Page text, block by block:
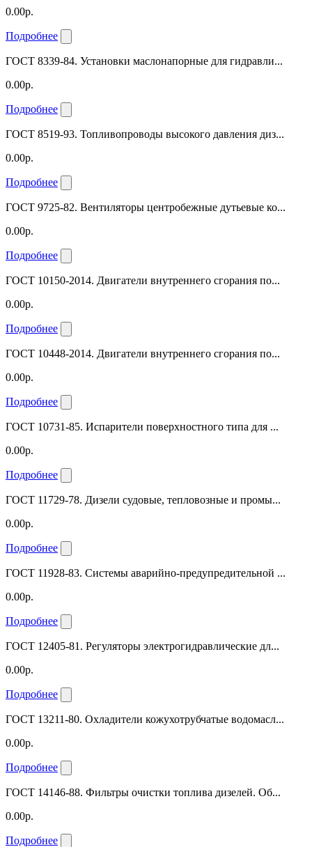
0.00р.
Подробнее
ГОСТ 8339-84. Установки маслонапорные для гидравли...
0.00р.
Подробнее
ГОСТ 8519-93. Топливопроводы высокого давления диз...
0.00р.
Подробнее
ГОСТ 9725-82. Вентиляторы центробежные дутьевые ко...
0.00р.
Подробнее
ГОСТ 10150-2014. Двигатели внутреннего сгорания по...
0.00р.
Подробнее
ГОСТ 10448-2014. Двигатели внутреннего сгорания по...
0.00р.
Подробнее
ГОСТ 10731-85. Испарители поверхностного типа для ...
0.00р.
Подробнее
ГОСТ 11729-78. Дизели судовые, тепловозные и промы...
0.00р.
Подробнее
ГОСТ 11928-83. Системы аварийно-предупредительной ...
0.00р.
Подробнее
ГОСТ 12405-81. Регуляторы электрогидравлические дл...
0.00р.
Подробнее
ГОСТ 13211-80. Охладители кожухотрубчатые водомасл...
0.00р.
Подробнее
ГОСТ 14146-88. Фильтры очистки топлива дизелей. Об...
0.00р.
Подробнее